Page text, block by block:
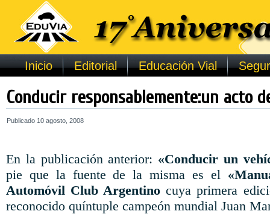
Inicio Editorial Educación Vial
Conducir responsablemente:un acto
Publicado 10 agosto, 2008
En la publicación anterior: «Conducir un
pie que la fuente de la misma es el
Automóvil Club Argentino cuya primera
reconocido quíntuple campeón mundial Juan